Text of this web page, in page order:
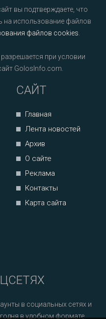
вы подтверждаете, что
на использование файлов
файлов cookies
при условии
GolosInfo.com.
САЙТ
Главная
Лента новостей
Архив
О сайте
Реклама
Контакты
Карта сайта
в социальных сетях и
в удобном формате.